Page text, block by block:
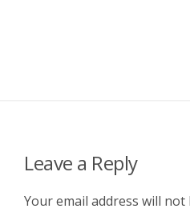
Leave a Reply
Your email address will not